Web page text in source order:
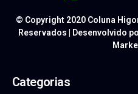
© Copyright 2020 Coluna
Reservados | Desenvolvido
Categorias